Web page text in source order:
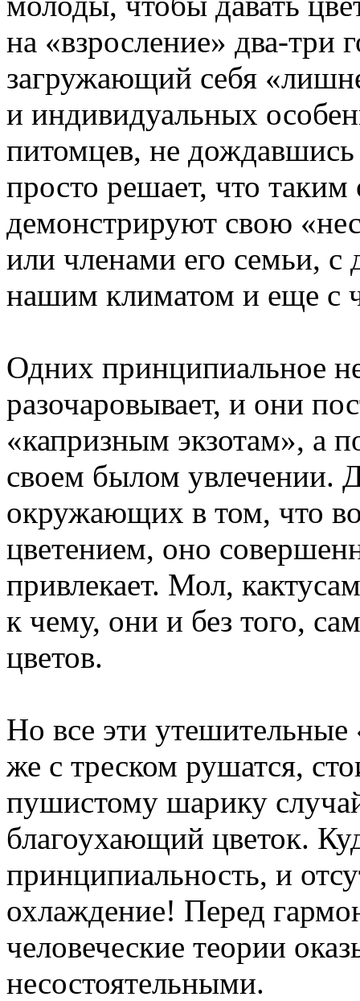
на «взросление» два-три
загружающий себя
и индивидуальных
питомцев, не дождавшись
просто решает, что таким
демонстрируют свою
или членами его семьи, с
нашим климатом и еще с
Одних принципиальное
разочаровывает, и они
«капризным экзотам», а
своем былом увлечении.
окружающих в том, что
цветением, оно
привлекает. Мол,
к чему, они и без того,
цветов.
Но все эти утешительные
же с треском рушатся,
пушистому шарику
благоухающий цветок.
принципиальность, и
охлаждение! Перед
человеческие теории
несостоятельными.